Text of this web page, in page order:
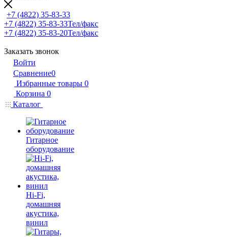
+7 (4822) 35-83-33
+7 (4822) 35-83-33Тел/факс
+7 (4822) 35-83-20Тел/факс
Заказать звонок
Войти
Сравнение0
Избранные товары 0
Корзина 0
Каталог
Гитарное
оборудование
Hi-Fi,
домашняя
акустика,
винил